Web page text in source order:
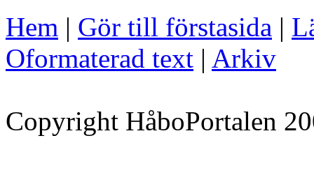
Hem | Gör till förstasida |
Oformaterad text | Arkiv
Copyright HåboPortalen